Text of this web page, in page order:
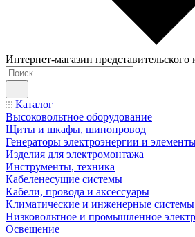
Интернет-магазин представительского
Каталог
Высоковольтное оборудование
Щиты и шкафы, шинопровод
Генераторы электроэнергии и
Изделия для электромонтажа
Инструменты, техника
Кабеленесущие системы
Кабели, провода и аксессуары
Климатические и инженерные системы
Низковольтное и промышленное
Освещение